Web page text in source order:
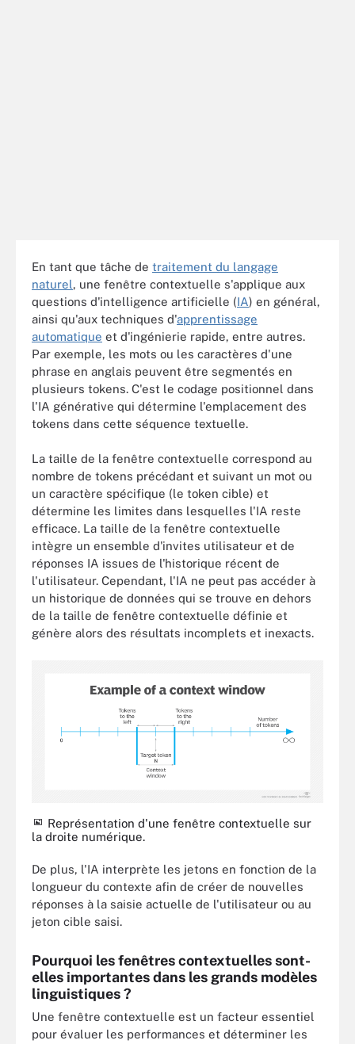
En tant que tâche de traitement du langage
naturel, une fenêtre contextuelle s'applique aux
questions d'intelligence artificielle (IA) en général,
ainsi qu'aux techniques d'apprentissage
automatique et d'ingénierie rapide, entre autres.
Par exemple, les mots ou les caractères d'une
phrase en anglais peuvent être segmentés en
plusieurs tokens. C'est le codage positionnel dans
l'IA générative qui détermine l'emplacement des
tokens dans cette séquence textuelle.
La taille de la fenêtre contextuelle correspond au
nombre de tokens précédant et suivant un mot ou
un caractère spécifique (le token cible) et
détermine les limites dans lesquelles l'IA reste
efficace. La taille de la fenêtre contextuelle
intègre un ensemble d'invites utilisateur et de
réponses IA issues de l'historique récent de
l'utilisateur. Cependant, l'IA ne peut pas accéder à
un historique de données qui se trouve en dehors
de la taille de fenêtre contextuelle définie et
génère alors des résultats incomplets et inexacts.
Représentation d'une fenêtre contextuelle sur
la droite numérique.
De plus, l'IA interprète les jetons en fonction de la
longueur du contexte afin de créer de nouvelles
réponses à la saisie actuelle de l'utilisateur ou au
jeton cible saisi.
Pourquoi les fenêtres contextuelles sont-
elles importantes dans les grands modèles
linguistiques ?
Une fenêtre contextuelle est un facteur essentiel
pour évaluer les performances et déterminer les